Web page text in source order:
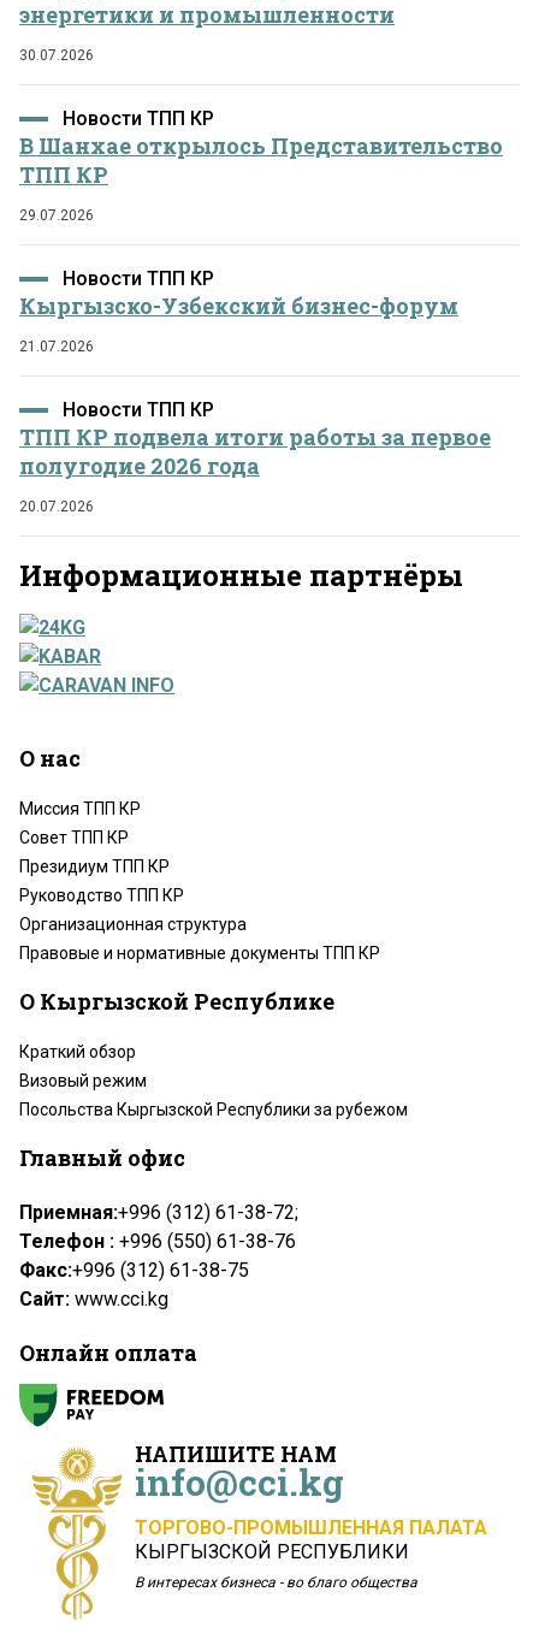
энергетики и промышленности
30.07.2026
Новости ТПП КР
В Шанхае открылось Представительство
ТПП КР
29.07.2026
Новости ТПП КР
Кыргызско-Узбекский бизнес-форум
21.07.2026
Новости ТПП КР
ТПП КР подвела итоги работы за первое
полугодие 2026 года
20.07.2026
Информационные партнёры
НАПИШИТЕ НАМ
info@cci.kg
ТОРГОВО-ПРОМЫШЛЕННАЯ ПАЛАТА
КЫРГЫЗСКОЙ РЕСПУБЛИКИ
В интересах бизнеса - во благо общества
О нас
Миссия ТПП КР
Совет ТПП КР
Президиум ТПП КР
Руководство ТПП КР
Организационная структура
Правовые и нормативные документы ТПП КР
О Кыргызской Республике
Краткий обзор
Визовый режим
Посольства Кыргызской Республики за рубежом
Главный офис
Приемная:+996 (312) 61-38-72;
Телефон : +996 (550) 61-38-76
Факс:+996 (312) 61-38-75
Сайт: www.cci.kg
Онлайн оплата